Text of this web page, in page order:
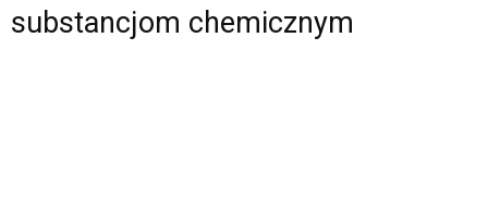
substancjom chemicznym